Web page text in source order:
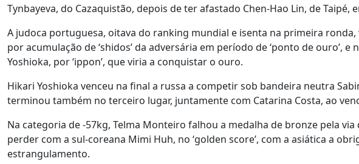
Tynbayeva, do Cazaquistão, depois de ter afastado Chen-Hao Lin, de Taipé,
A judoca portuguesa, oitava do ranking mundial e isenta na primeira
por acumulação de ‘shidos’ da adversária em período de ‘ponto de ouro’,
Yoshioka, por ‘ippon’, que viria a conquistar o ouro.
Hikari Yoshioka venceu na final a russa a competir sob bandeira neutra
terminou também no terceiro lugar, juntamente com Catarina Costa, ao
Na categoria de -57kg, Telma Monteiro falhou a medalha de bronze pela
perder com a sul-coreana Mimi Huh, no ‘golden score’, com a asiática a
estrangulamento.